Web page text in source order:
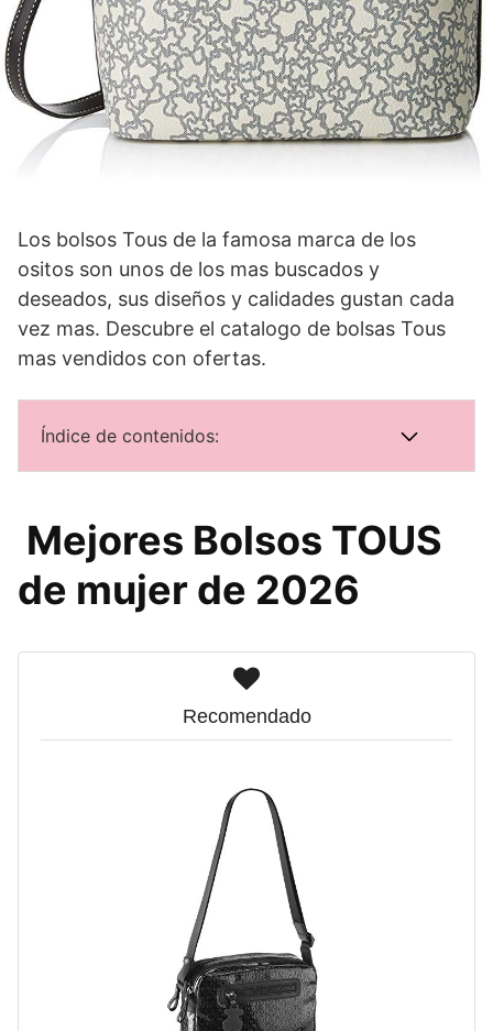
Los bolsos Tous de la famosa marca de los
ositos son unos de los mas buscados y
deseados, sus diseños y calidades gustan cada
vez mas. Descubre el catalogo de bolsas Tous
mas vendidos con ofertas.
Índice de contenidos:
Mejores Bolsos TOUS
de mujer de 2026
Recomendado